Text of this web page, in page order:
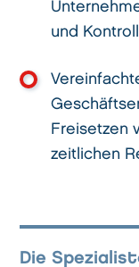
und
Freisetzen
zeitlichen
Die